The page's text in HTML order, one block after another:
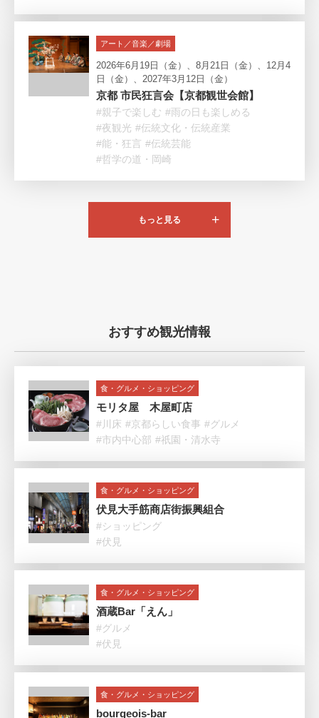
アート／音楽／劇場
2026年6月19日（金）、8月21日（金）、12月4
日（金）、2027年3月12日（金）
京都 市民狂言会【京都観世会館】
#親子で楽しむ #雨の日も楽しめる
#夜観光 #伝統文化・伝統産業
#能・狂言 #伝統芸能
#哲学の道・岡崎
もっと見る
おすすめ観光情報
食・グルメ・ショッピング
モリタ屋 木屋町店
#川床 #京都らしい食事 #グルメ
#市内中心部 #祇園・清水寺
食・グルメ・ショッピング
伏見大手筋商店街振興組合
#ショッピング
#伏見
食・グルメ・ショッピング
酒蔵Bar「えん」
#グルメ
#伏見
食・グルメ・ショッピング
bourgeois-bar